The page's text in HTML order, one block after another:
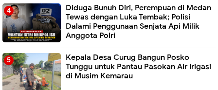
Diduga Bunuh Diri, Perempuan di Medan
Tewas dengan Luka Tembak; Polisi
Dalami Penggunaan Senjata Api Milik
Anggota Polri
Kepala Desa Curug Bangun Posko
Tunggu untuk Pantau Pasokan Air Irigasi
di Musim Kemarau